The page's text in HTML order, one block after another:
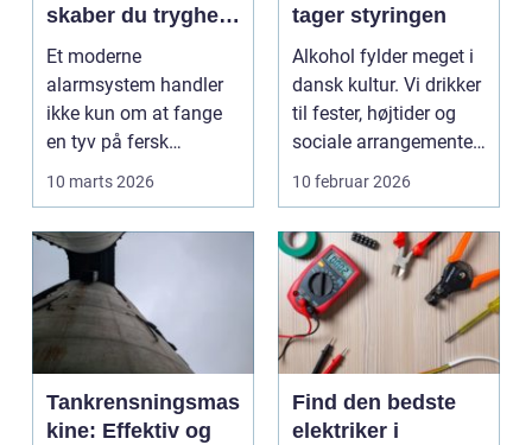
skaber du tryghed
i hverdagens
rammer
Et moderne
alarmsystem handler
ikke kun om at fange
en tyv på fersk
10 marts 2026
tager styringen
Alkohol fylder meget i
dansk kultur. Vi drikker
til fester, højtider og
sociale arrangementer.
For d...
10 februar 2026
Tankrensningsmas
kine: Effektiv og
Find den bedste
elektriker i